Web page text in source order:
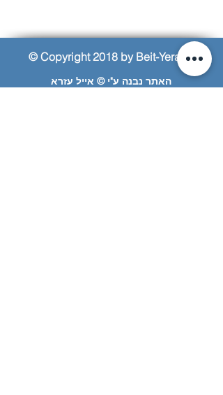
© Copyright 2018 by Beit-Yerach
האתר נבנה ע"י © אייל עזרא